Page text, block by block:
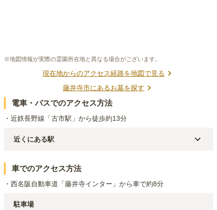
※地図情報が実際の霊園所在地と異なる場合がございます。
現在地からのアクセス経路を地図で見る
藤井寺市にあるお墓を探す
電車・バスでのアクセス方法
・近鉄長野線「古市駅」から徒歩約13分
近くにある駅
車でのアクセス方法
・西名阪自動車道「藤井寺インター」から車で約8分
駐車場